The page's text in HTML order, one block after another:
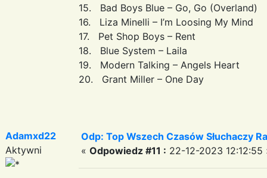
15. Bad Boys Blue – Go, Go (Overland)
16. Liza Minelli – I’m Loosing My Mind
17. Pet Shop Boys – Rent
18. Blue System – Laila
19. Modern Talking – Angels Heart
20. Grant Miller – One Day
Adamxd22
Aktywni
Odp: Top Wszech Czasów Słuchaczy
« Odpowiedz #11 : 22-12-2023 12:12:55